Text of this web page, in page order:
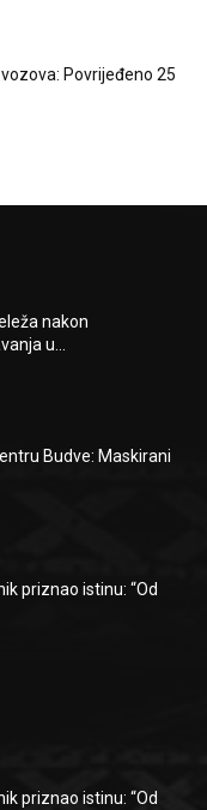
Povrijeđeno 25
nakon
u...
Budve: Maskirani
priznao istinu: “Od
priznao istinu: “Od